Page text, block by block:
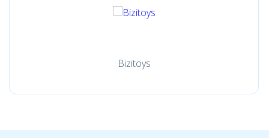
Bizitoys